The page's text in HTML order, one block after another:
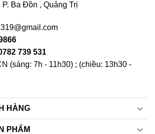
P. Ba Đồn , Quảng Trị
739 531
(sáng: 7h - 11h30) ; (chiều: 13h30 -
HÀNG
PHẨM